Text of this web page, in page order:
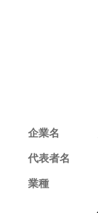
企業名
代表者名
業種